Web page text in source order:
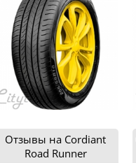
Отзывы на Cordiant
Road Runner